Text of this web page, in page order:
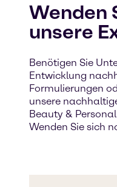
Wenden
unsere
Benötigen Sie
Entwicklung
Formulierungen
unsere
Beauty &
Wenden Sie sich